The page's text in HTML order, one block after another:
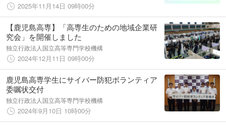
2025年11月14日 09時00分
【鹿児島高専】「高専生のための地域企業研
究会」を開催しました
独立行政法人国立高等専門学校機構
2024年12月11日 09時00分
鹿児島高専学生にサイバー防犯ボランティア
委嘱状交付
独立行政法人国立高等専門学校機構
2024年9月10日 10時00分